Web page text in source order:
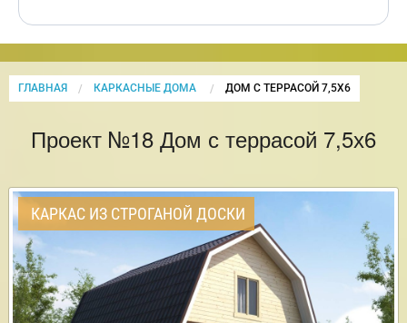
ГЛАВНАЯ КАРКАСНЫЕ ДОМА CURRENT:
ДОМ С ТЕРРАСОЙ 7,5Х6
Проект №18 Дом с террасой 7,5х6
КАРКАС ИЗ СТРОГАНОЙ ДОСКИ